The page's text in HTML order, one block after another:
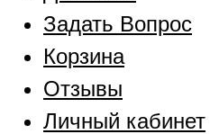
Задать Вопрос
Корзина
Отзывы
Личный кабинет